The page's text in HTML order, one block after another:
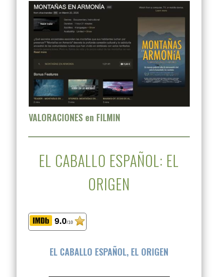
VALORACIONES en FILMIN
EL CABALLO ESPAÑOL: EL
ORIGEN
9.0/10
EL CABALLO ESPAÑOL, EL ORIGEN